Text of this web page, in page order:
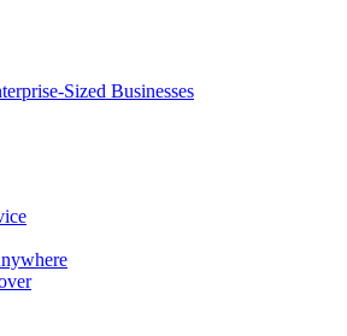
Sized Businesses